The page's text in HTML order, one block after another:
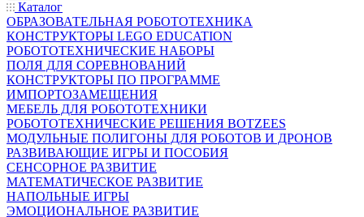
Каталог
ОБРАЗОВАТЕЛЬНАЯ РОБОТОТЕХНИКА
КОНСТРУКТОРЫ LEGO EDUCATION
РОБОТОТЕХНИЧЕСКИЕ НАБОРЫ
ПОЛЯ ДЛЯ СОРЕВНОВАНИЙ
КОНСТРУКТОРЫ ПО ПРОГРАММЕ
ИМПОРТОЗАМЕЩЕНИЯ
МЕБЕЛЬ ДЛЯ РОБОТОТЕХНИКИ
РОБОТОТЕХНИЧЕСКИЕ РЕШЕНИЯ BOTZEES
МОДУЛЬНЫЕ ПОЛИГОНЫ ДЛЯ РОБОТОВ И ДРОНОВ
РАЗВИВАЮЩИЕ ИГРЫ И ПОСОБИЯ
СЕНСОРНОЕ РАЗВИТИЕ
МАТЕМАТИЧЕСКОЕ РАЗВИТИЕ
НАПОЛЬНЫЕ ИГРЫ
ЭМОЦИОНАЛЬНОЕ РАЗВИТИЕ